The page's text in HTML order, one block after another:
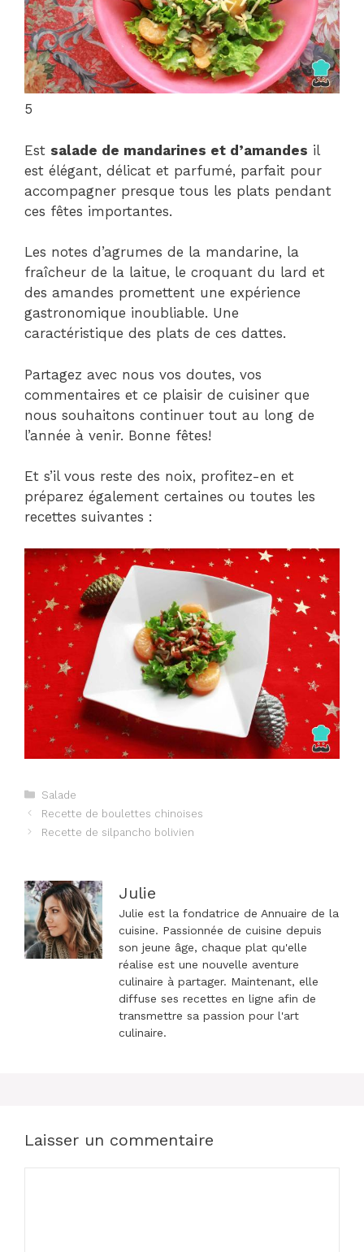
5
Est salade de mandarines et d’amandes il
est élégant, délicat et parfumé, parfait pour
accompagner presque tous les plats pendant
ces fêtes importantes.
Les notes d’agrumes de la mandarine, la
fraîcheur de la laitue, le croquant du lard et
des amandes promettent une expérience
gastronomique inoubliable. Une
caractéristique des plats de ces dattes.
Partagez avec nous vos doutes, vos
commentaires et ce plaisir de cuisiner que
nous souhaitons continuer tout au long de
l’année à venir. Bonne fêtes!
Et s’il vous reste des noix, profitez-en et
préparez également certaines ou toutes les
recettes suivantes :
Catégories
Salade
Navigation
des
Recette de boulettes chinoises
Recette de silpancho bolivien
Julie
Julie est la fondatrice de Annuaire de la
cuisine. Passionnée de cuisine depuis
son jeune âge, chaque plat qu'elle
réalise est une nouvelle aventure
culinaire à partager. Maintenant, elle
diffuse ses recettes en ligne afin de
transmettre sa passion pour l'art
culinaire.
Laisser un commentaire